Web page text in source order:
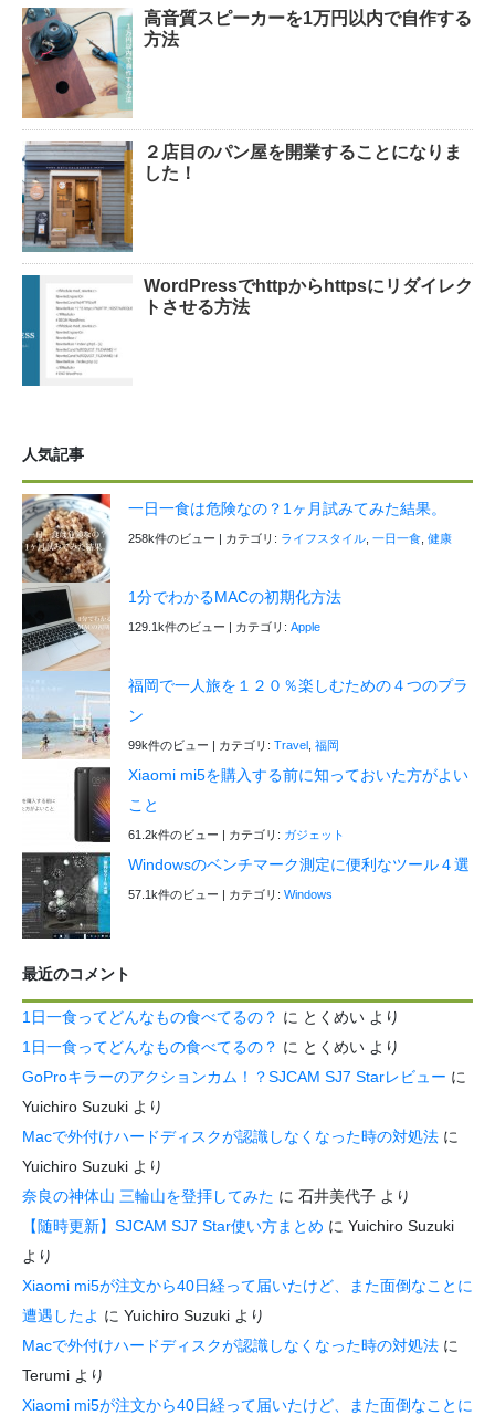
高音質スピーカーを1万円以内で自作する
方法
２店目のパン屋を開業することになりま
した！
WordPressでhttpからhttpsにリダイレク
トさせる方法
人気記事
一日一食は危険なの？1ヶ月試みてみた結果。
258k件のビュー | カテゴリ: ライフスタイル 一日一食 健康
1分でわかるMACの初期化方法
129.1k件のビュー | カテゴリ: Apple
福岡で一人旅を１２０％楽しむための４つのプラ
ン
99k件のビュー | カテゴリ: Travel 福岡
Xiaomi mi5を購入する前に知っておいた方がよい
こと
61.2k件のビュー | カテゴリ: ガジェット
Windowsのベンチマーク測定に便利なツール４選
57.1k件のビュー | カテゴリ: Windows
最近のコメント
1日一食ってどんなもの食べてるの？ に とくめい より
1日一食ってどんなもの食べてるの？ に とくめい より
GoProキラーのアクションカム！？SJCAM SJ7 Starレビュー に
Yuichiro Suzuki より
Macで外付けハードディスクが認識しなくなった時の対処法 に
Yuichiro Suzuki より
奈良の神体山 三輪山を登拝してみた に 石井美代子 より
【随時更新】SJCAM SJ7 Star使い方まとめ に Yuichiro Suzuki
より
Xiaomi mi5が注文から40日経って届いたけど、また面倒なことに
遭遇したよ に Yuichiro Suzuki より
Macで外付けハードディスクが認識しなくなった時の対処法 に
Terumi より
Xiaomi mi5が注文から40日経って届いたけど、また面倒なことに